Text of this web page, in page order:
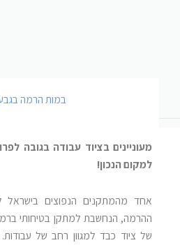
במות הרמה
מעוניינים בציוד עבודה בגובה
למקום הנכון!
אחד מהמתקנים הנפוצים בישראל
ההרמה, הנחשבת למתקן בטיחותי
של ציוד כבד למגוון רחב של